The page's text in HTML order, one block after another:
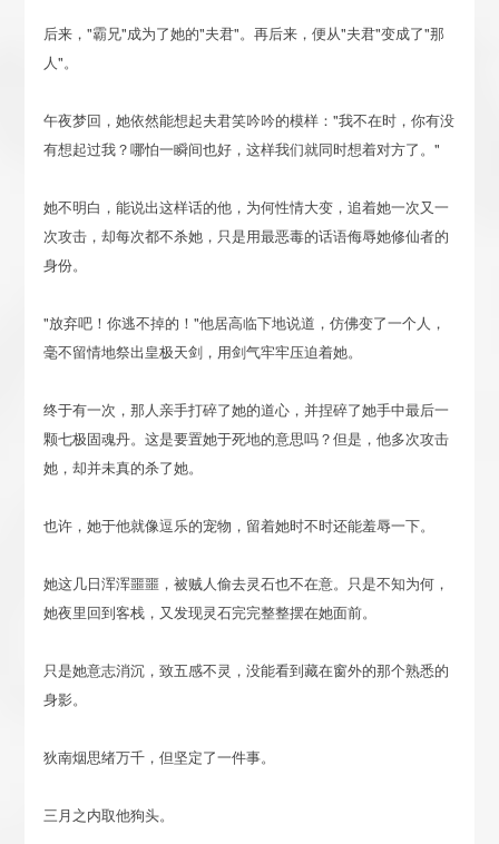
后来，"霸兄"成为了她的"夫君"。再后来，便从"夫君"变成了"那
人"。
午夜梦回，她依然能想起夫君笑吟吟的模样："我不在时，你有没
有想起过我？哪怕一瞬间也好，这样我们就同时想着对方了。"
她不明白，能说出这样话的他，为何性情大变，追着她一次又一
次攻击，却每次都不杀她，只是用最恶毒的话语侮辱她修仙者的
身份。
"放弃吧！你逃不掉的！"他居高临下地说道，仿佛变了一个人，
毫不留情地祭出皇极天剑，用剑气牢牢压迫着她。
终于有一次，那人亲手打碎了她的道心，并捏碎了她手中最后一
颗七极固魂丹。这是要置她于死地的意思吗？但是，他多次攻击
她，却并未真的杀了她。
也许，她于他就像逗乐的宠物，留着她时不时还能羞辱一下。
她这几日浑浑噩噩，被贼人偷去灵石也不在意。只是不知为何，
她夜里回到客栈，又发现灵石完完整整摆在她面前。
只是她意志消沉，致五感不灵，没能看到藏在窗外的那个熟悉的
身影。
狄南烟思绪万千，但坚定了一件事。
三月之内取他狗头。